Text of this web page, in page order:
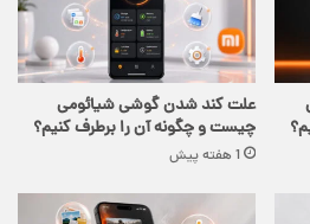
علت کند شدن گوشی شیائومی
چیست و چگونه آن را برطرف کنیم؟
1 هفته پیش